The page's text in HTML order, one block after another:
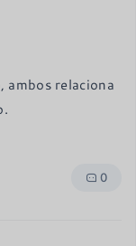
ambos relaciona
0